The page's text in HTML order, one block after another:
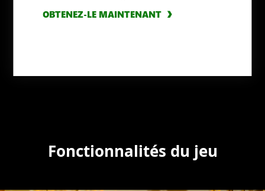
OBTENEZ-LE MAINTENANT
OBTENEZ-LE MAINTENANT
OBTENEZ-LE MAINTENANT
Fonctionnalités du jeu